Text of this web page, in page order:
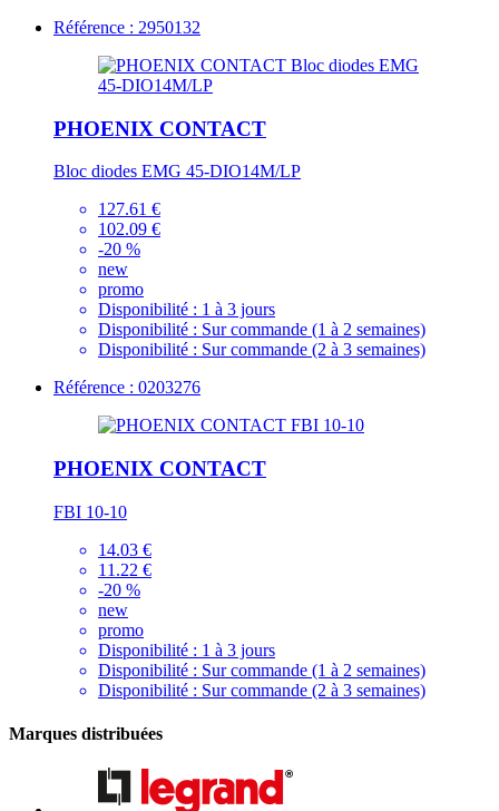
Référence : 2950132
PHOENIX CONTACT
Bloc diodes EMG 45-DIO14M/LP
127.61 €
102.09 €
-20 %
new
promo
Disponibilité : 1 à 3 jours
Disponibilité : Sur commande (1 à 2 semaines)
Disponibilité : Sur commande (2 à 3 semaines)
Référence : 0203276
PHOENIX CONTACT
FBI 10-10
14.03 €
11.22 €
-20 %
new
promo
Disponibilité : 1 à 3 jours
Disponibilité : Sur commande (1 à 2 semaines)
Disponibilité : Sur commande (2 à 3 semaines)
Marques distribuées